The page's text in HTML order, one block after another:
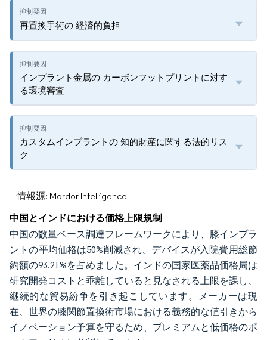
再置換手術の 経済的負担
インプラント金属の カーボンフットプリントに対す
る環境審査
カスタムインプラントの 知的財産に関する法的リス
ク
情報源: Mordor Intelligence
中国とインドにおける価格上限規制
中国の数量ベース調達フレームワークにより、膝インプラ
ントの平均価格は50%削減され、デバイスが入院費用総節
約額の93.21%を占めました。インドの国家医薬品価格局は
研究開発コストと乖離していると見なされる上限を課し、
継続的な貿易紛争を引き起こしています。メーカーは現
在、世界の膝関節置換術市場における義務的な値引きから
イノベーション予算を守るため、プレミアムと低価格のポ